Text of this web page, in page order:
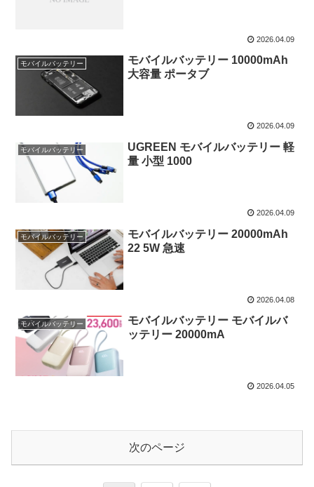
2026.04.09
モバイルバッテリー
モバイルバッテリー 10000mAh
大容量 ポータブ
2026.04.09
モバイルバッテリー
UGREEN モバイルバッテリー 軽
量 小型 1000
2026.04.09
モバイルバッテリー
モバイルバッテリー 20000mAh
22 5W 急速
2026.04.08
モバイルバッテリー
モバイルバッテリー モバイルバ
ッテリー 20000mA
2026.04.05
次のページ